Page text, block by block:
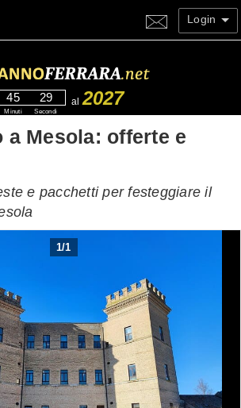
Login
45
Minuti
28
Secondi
al 2027
a Mesola: offerte e
e pacchetti per festeggiare il
1/1